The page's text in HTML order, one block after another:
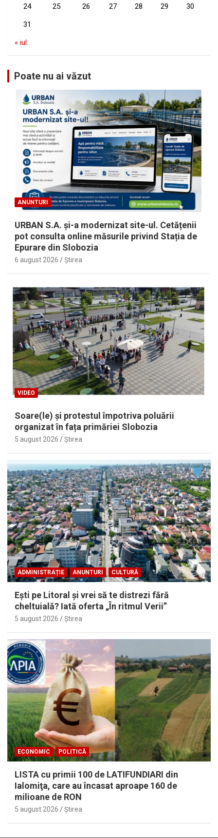
24 25 26 27 28 29 30
31
« iul.
Poate nu ai văzut
ANUNTURI
URBAN S.A. și-a modernizat site-ul. Cetățenii
pot consulta online măsurile privind Stația de
Epurare din Slobozia
6 august 2026 Ştirea
VIDEO
Soare(le) și protestul împotriva poluării
organizat în fața primăriei Slobozia
5 august 2026 Ştirea
ADMINISTRAȚIE ANUNTURI CULTURĂ
Eşti pe Litoral şi vrei să te distrezi fără
cheltuială? Iată oferta „În ritmul Verii”
5 august 2026 Ştirea
ECONOMIC POLITICĂ
LISTA cu primii 100 de LATIFUNDIARI din
Ialomiţa, care au încasat aproape 160 de
milioane de RON
5 august 2026 Ştirea